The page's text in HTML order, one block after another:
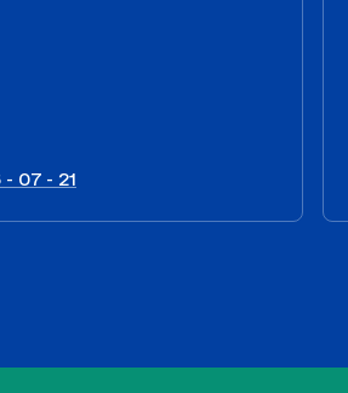
07 - 21